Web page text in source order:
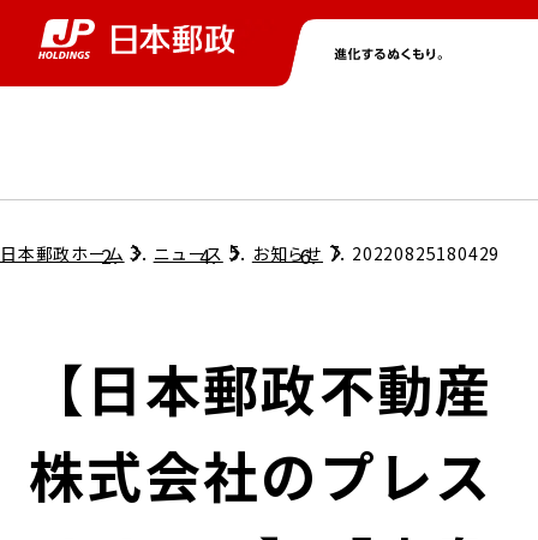
グループ情報トップ
コンプライアンス
ガバナンス
株主・投資家情報トップ
個人投資家のみなさまへ
株式情報
ニューストップ
サステナビリティトップ
担当役員メッセージ
サステナビリティマネジメント
採用情報トップ
日本郵政ホーム ニュース お知らせ 20220825180429
【日本郵政不動産
株式会社のプレス